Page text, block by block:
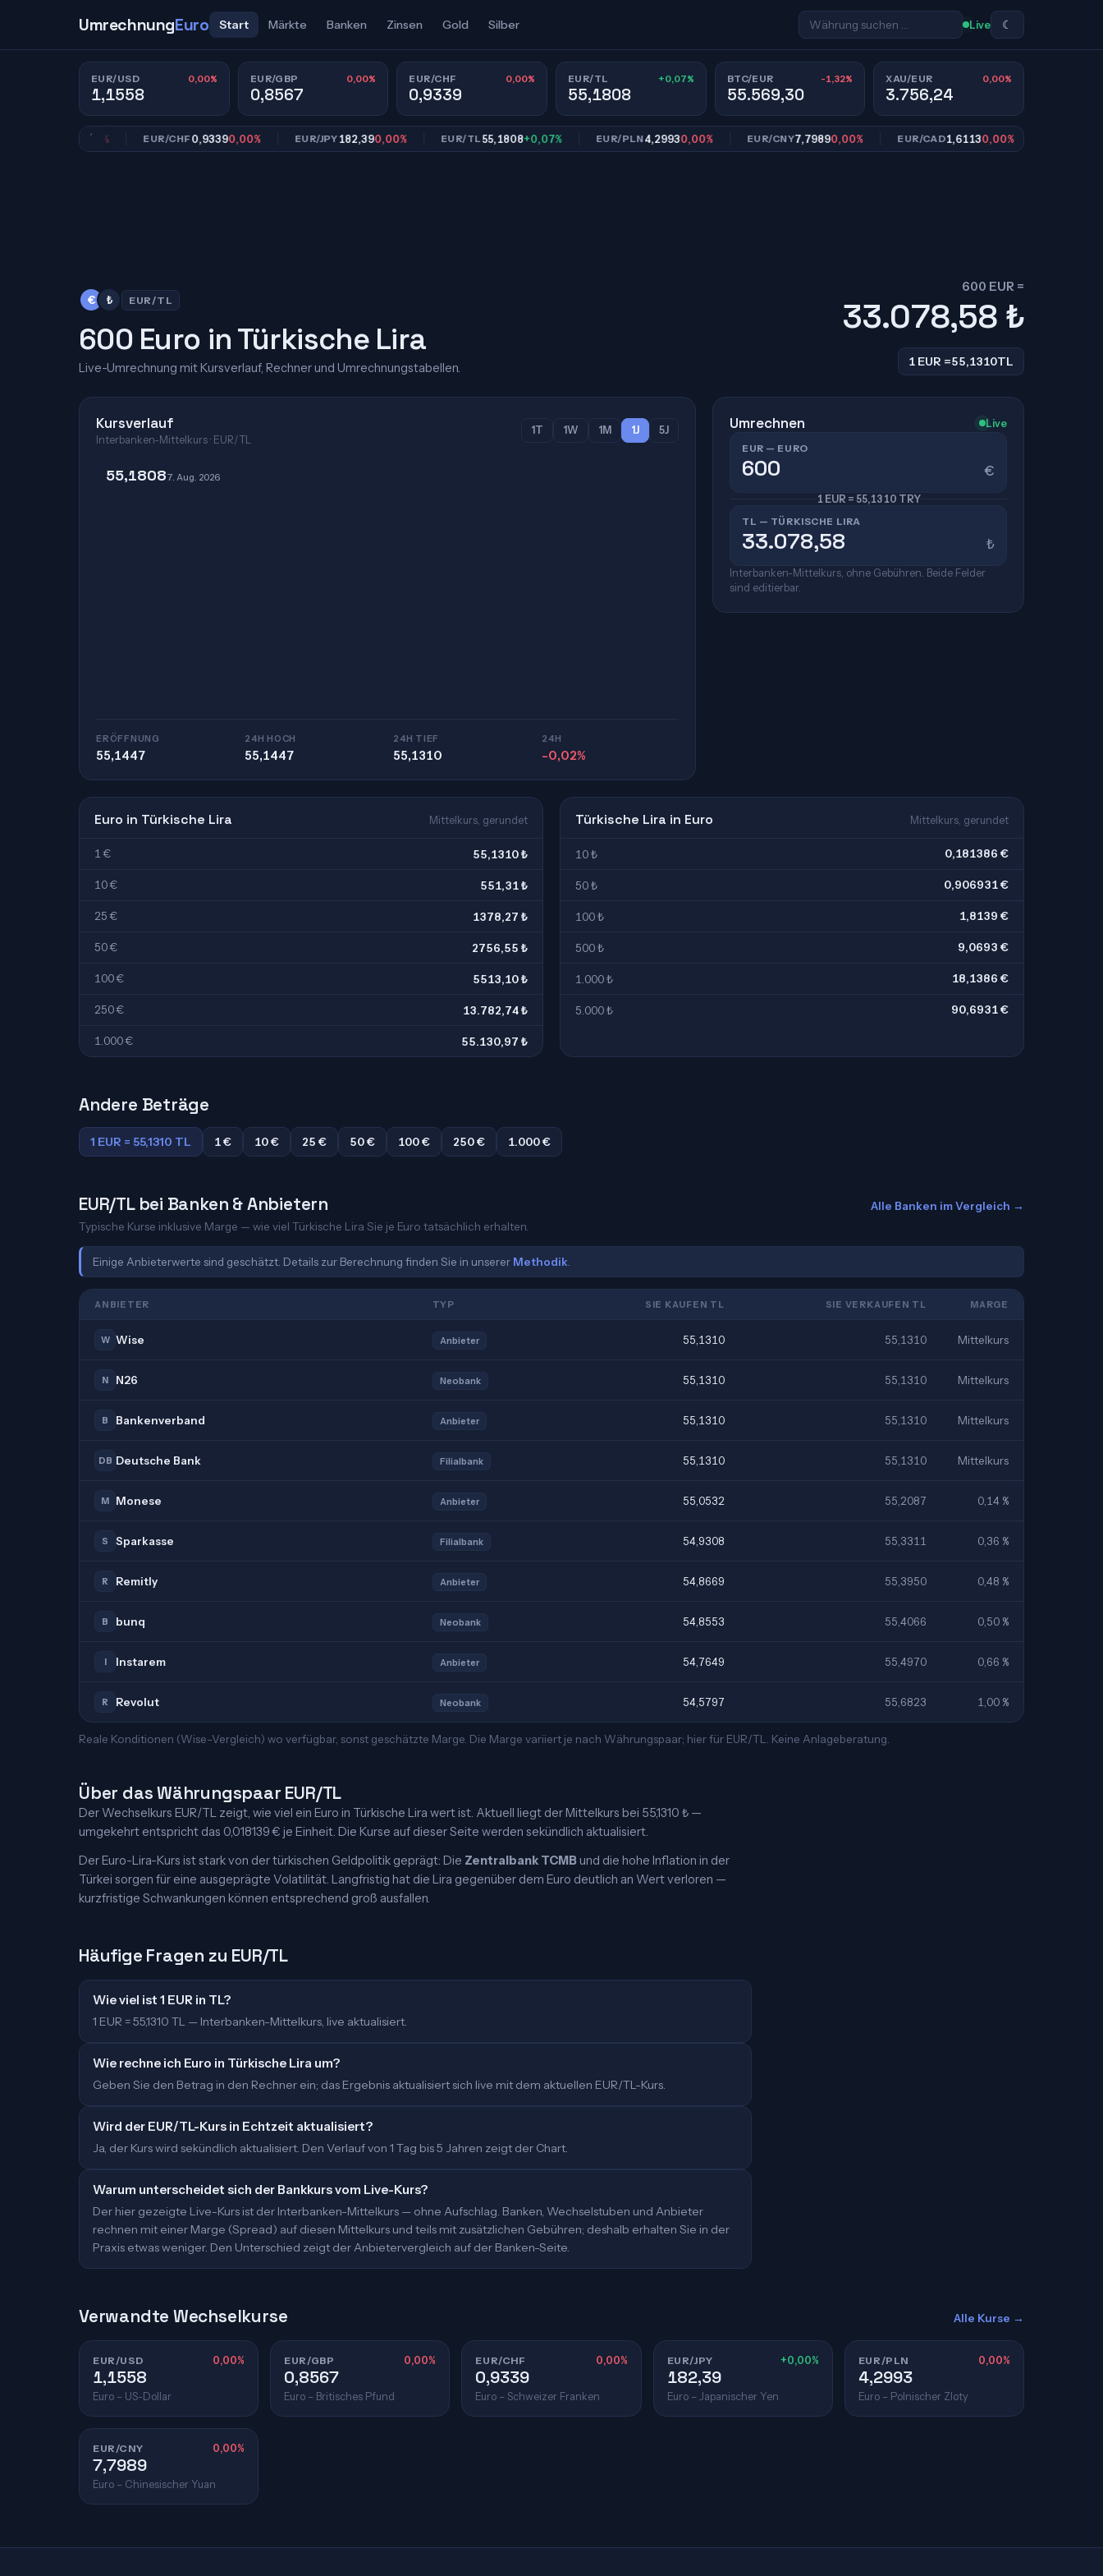
UmrechnungEuro Start Märkte Banken Zinsen Gold Silber Live ☾
EUR/USD 0,00%
1,1558
EUR/GBP 0,00%
0,8567
EUR/CHF 0,00%
0,9339
EUR/TL +0,07%
55,1808
BTC/EUR -1,32%
55.569,30
XAU/EUR 0,00%
3.756,24
EUR/CHF0,93390,00% EUR/JPY182,390,00% EUR/TL55,1808+0,07% EUR/PLN4,29930,00% EUR/CNY7,79890,00% EUR/CAD1,61130,00%
€ ₺ EUR/TL
600 Euro in Türkische Lira
Live-Umrechnung mit Kursverlauf, Rechner und Umrechnungstabellen.
600 EUR =
33.078,58 ₺
1 EUR =55,1310TL
Kursverlauf
Interbanken-Mittelkurs · EUR/TL
1T 1W 1M 1J 5J
55,18087. Aug. 2026
ERÖFFNUNG
55,1447
24H HOCH
55,1447
24H TIEF
55,1310
24H
-0,02%
Umrechnen Live
EUR — EURO
€
1 EUR = 55,1310 TRY
TL — TÜRKISCHE LIRA
₺
Interbanken-Mittelkurs, ohne Gebühren. Beide Felder
sind editierbar.
Euro in Türkische Lira Mittelkurs, gerundet
1 € 55,1310 ₺
10 € 551,31 ₺
25 € 1378,27 ₺
50 € 2756,55 ₺
100 € 5513,10 ₺
250 € 13.782,74 ₺
1.000 € 55.130,97 ₺
Türkische Lira in Euro Mittelkurs, gerundet
10 ₺ 0,181386 €
50 ₺ 0,906931 €
100 ₺ 1,8139 €
500 ₺ 9,0693 €
1.000 ₺ 18,1386 €
5.000 ₺ 90,6931 €
Andere Beträge
1 EUR = 55,1310 TL 1 € 10 € 25 € 50 € 100 € 250 € 1.000 €
EUR/TL bei Banken & Anbietern
Typische Kurse inklusive Marge — wie viel Türkische Lira Sie je Euro tatsächlich erhalten.
Alle Banken im Vergleich →
Einige Anbieterwerte sind geschätzt. Details zur Berechnung finden Sie in unserer Methodik
ANBIETER TYP SIE KAUFEN TL SIE VERKAUFEN TL MARGE
W Wise Anbieter 55,1310 55,1310 Mittelkurs
N N26 Neobank 55,1310 55,1310 Mittelkurs
B Bankenverband Anbieter 55,1310 55,1310 Mittelkurs
DB Deutsche Bank Filialbank 55,1310 55,1310 Mittelkurs
M Monese Anbieter 55,0532 55,2087 0,14 %
S Sparkasse Filialbank 54,9308 55,3311 0,36 %
R Remitly Anbieter 54,8669 55,3950 0,48 %
B bunq Neobank 54,8553 55,4066 0,50 %
I Instarem Anbieter 54,7649 55,4970 0,66 %
R Revolut Neobank 54,5797 55,6823 1,00 %
Reale Konditionen (Wise-Vergleich) wo verfügbar, sonst geschätzte Marge. Die Marge variiert je nach Währungspaar; hier für EUR/TL. Keine Anlageberatung.
Über das Währungspaar EUR/TL
Der Wechselkurs EUR/TL zeigt, wie viel ein Euro in Türkische Lira wert ist. Aktuell liegt der Mittelkurs bei 55,1310 ₺ —
umgekehrt entspricht das 0,018139 € je Einheit. Die Kurse auf dieser Seite werden sekündlich aktualisiert.
Der Euro-Lira-Kurs ist stark von der türkischen Geldpolitik geprägt: Die Zentralbank TCMBund die hohe Inflation in der
Türkei sorgen für eine ausgeprägte Volatilität. Langfristig hat die Lira gegenüber dem Euro deutlich an Wert verloren —
kurzfristige Schwankungen können entsprechend groß ausfallen.
Häufige Fragen zu EUR/TL
Wie viel ist 1 EUR in TL?
1 EUR = 55,1310 TL — Interbanken-Mittelkurs, live aktualisiert.
Wie rechne ich Euro in Türkische Lira um?
Geben Sie den Betrag in den Rechner ein; das Ergebnis aktualisiert sich live mit dem aktuellen EUR/TL-Kurs.
Wird der EUR/TL-Kurs in Echtzeit aktualisiert?
Ja, der Kurs wird sekündlich aktualisiert. Den Verlauf von 1 Tag bis 5 Jahren zeigt der Chart.
Warum unterscheidet sich der Bankkurs vom Live-Kurs?
Der hier gezeigte Live-Kurs ist der Interbanken-Mittelkurs — ohne Aufschlag. Banken, Wechselstuben und Anbieter
rechnen mit einer Marge (Spread) auf diesen Mittelkurs und teils mit zusätzlichen Gebühren; deshalb erhalten Sie in der
Praxis etwas weniger. Den Unterschied zeigt der Anbietervergleich auf der Banken-Seite.
Verwandte Wechselkurse Alle Kurse →
EUR/USD 0,00%
1,1558
Euro – US-Dollar
EUR/GBP 0,00%
0,8567
Euro – Britisches Pfund
EUR/CHF 0,00%
0,9339
Euro – Schweizer Franken
EUR/JPY +0,00%
182,39
Euro – Japanischer Yen
EUR/PLN 0,00%
4,2993
Euro – Polnischer Zloty
EUR/CNY 0,00%
7,7989
Euro – Chinesischer Yuan